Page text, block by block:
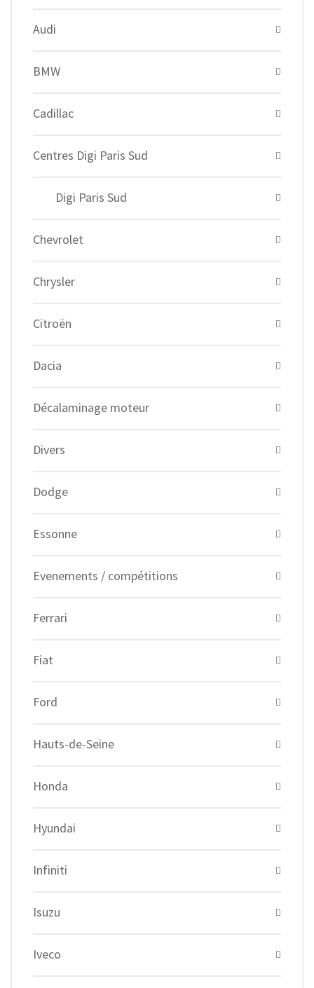
Audi
BMW
Cadillac
Centres Digi Paris Sud
Digi Paris Sud
Chevrolet
Chrysler
Citroën
Dacia
Décalaminage moteur
Divers
Dodge
Essonne
Evenements / compétitions
Ferrari
Fiat
Ford
Hauts-de-Seine
Honda
Hyundai
Infiniti
Isuzu
Iveco